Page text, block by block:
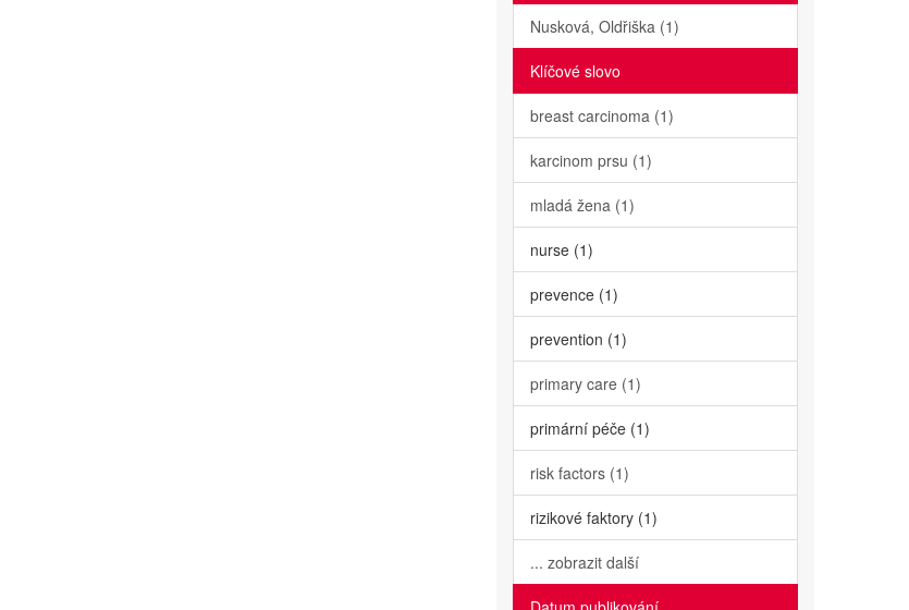
Nusková, Oldřiška (1)
Klíčové slovo
breast carcinoma (1)
karcinom prsu (1)
mladá žena (1)
nurse (1)
prevence (1)
prevention (1)
primary care (1)
primární péče (1)
risk factors (1)
rizikové faktory (1)
... zobrazit další